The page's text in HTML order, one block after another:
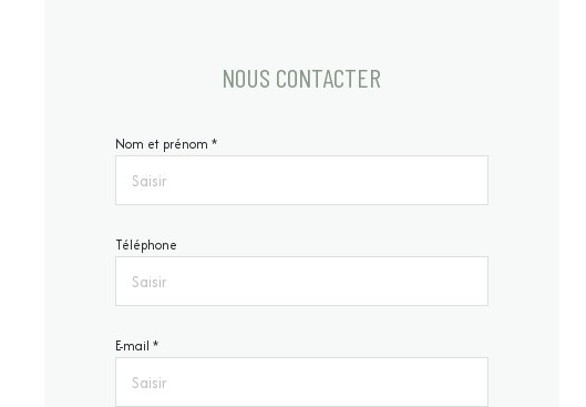
NOUS CONTACTER
Nom et prénom *
Téléphone
E-mail *